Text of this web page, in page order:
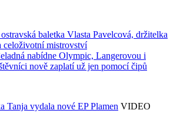
baletka Vlasta Pavelcová, držitelka
celoživotní mistrovství
nabídne Olympic, Langerovou i
nově zaplatí už jen pomocí čipů
Tanja vydala nové EP Plamen VIDEO